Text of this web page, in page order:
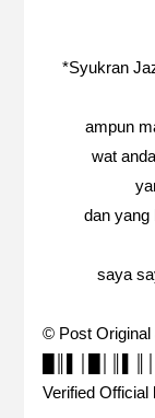
*Syukran
ampun
wat
dan yang
saya
© Post
Verified Official